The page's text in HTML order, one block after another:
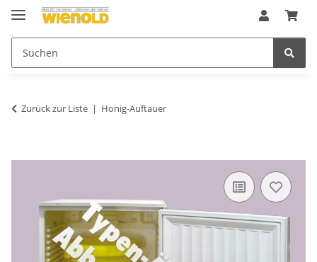
Zurück zur Liste Honig-Auftauer